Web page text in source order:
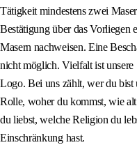
Tätigkeit mindestens zwei
Bestätigung über das Vorliegen
Masern nachweisen. Eine
nicht möglich. Vielfalt ist unsere
Logo. Bei uns zählt, wer du
Rolle, woher du kommst, wie
du liebst, welche Religion du
Einschränkung hast.